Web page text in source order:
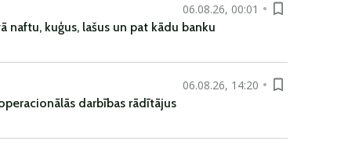
06.08.26, 00:01
naftu, kuģus, lašus un pat kādu banku
06.08.26, 14:20
darbības rādītājus